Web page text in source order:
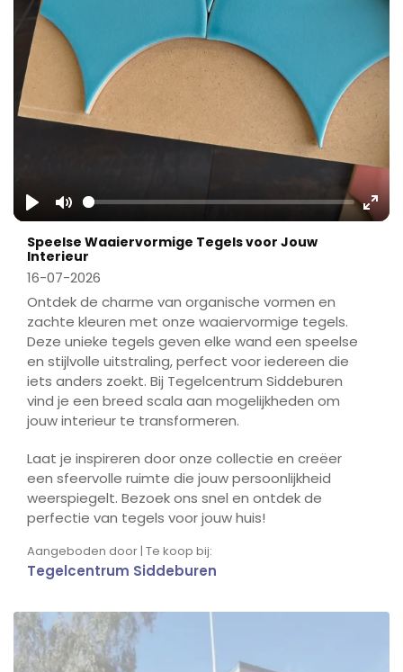
Play Mute
Speelse Waaiervormige Tegels voor Jouw
Interieur
16-07-2026
Ontdek de charme van organische vormen en
zachte kleuren met onze waaiervormige tegels.
Deze unieke tegels geven elke wand een speelse
en stijlvolle uitstraling, perfect voor iedereen die
iets anders zoekt. Bij Tegelcentrum Siddeburen
vind je een breed scala aan mogelijkheden om
jouw interieur te transformeren.
Laat je inspireren door onze collectie en creëer
een sfeervolle ruimte die jouw persoonlijkheid
weerspiegelt. Bezoek ons snel en ontdek de
perfectie van tegels voor jouw huis!
Aangeboden door | Te koop bij:
Tegelcentrum Siddeburen